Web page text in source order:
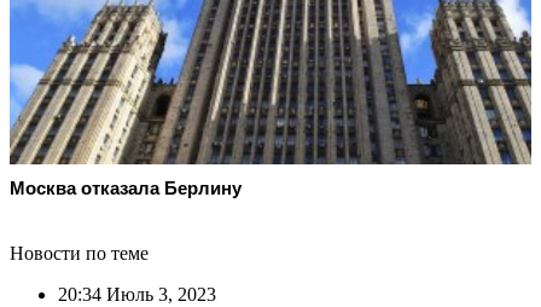
Москва отказала Берлину
Новости по теме
20:34 Июль 3, 2023